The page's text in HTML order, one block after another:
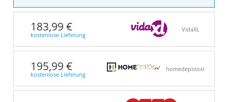
183,99 €
kostenlose Lieferung
VidaXL
195,99 €
kostenlose Lieferung
homedepotxxl